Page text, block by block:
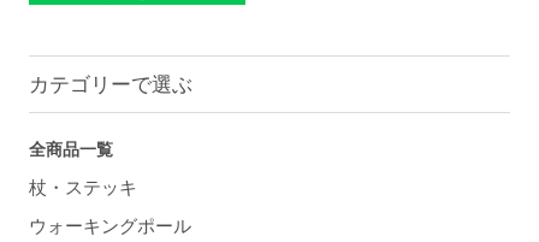
カテゴリーで選ぶ
全商品一覧
杖・ステッキ
ウォーキングポール